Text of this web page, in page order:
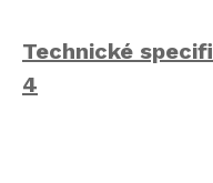
Technické
4